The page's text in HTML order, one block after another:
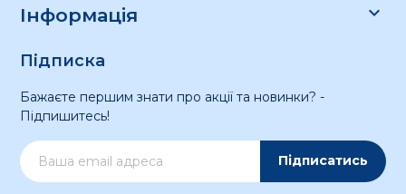
Інформація 
Підписка
Бажаєте першим знати про акції та новинки? -
Підпишитесь!
Підписатись